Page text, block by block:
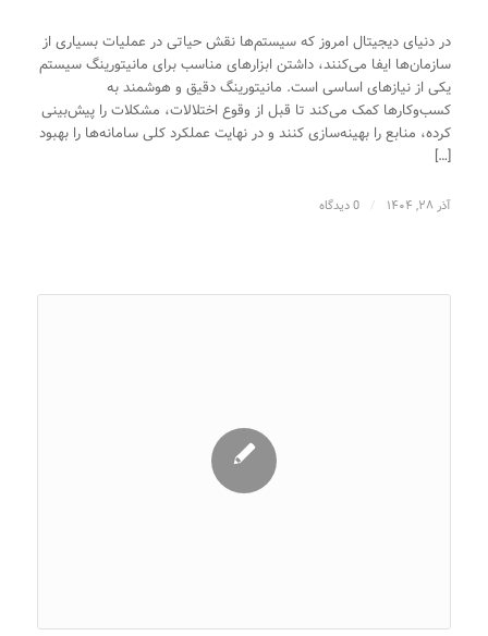
در دنیای دیجیتال امروز که سیستم‌ها نقش حیاتی در عملیات بسیاری از
سازمان‌ها ایفا می‌کنند، داشتن ابزارهای مناسب برای مانیتورینگ سیستم
یکی از نیازهای اساسی است. مانیتورینگ دقیق و هوشمند به
کسب‌وکارها کمک می‌کند تا قبل از وقوع اختلالات، مشکلات را پیش‌بینی
کرده، منابع را بهینه‌سازی کنند و در نهایت عملکرد کلی سامانه‌ها را بهبود
[…]
آذر ۲۸, ۱۴۰۴ / 0 دیدگاه